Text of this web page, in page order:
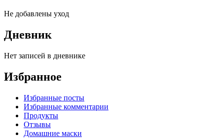
Не добавлены уход
Дневник
Нет записей в дневнике
Избранное
Избранные посты
Избранные комментарии
Продукты
Отзывы
Домашние маски